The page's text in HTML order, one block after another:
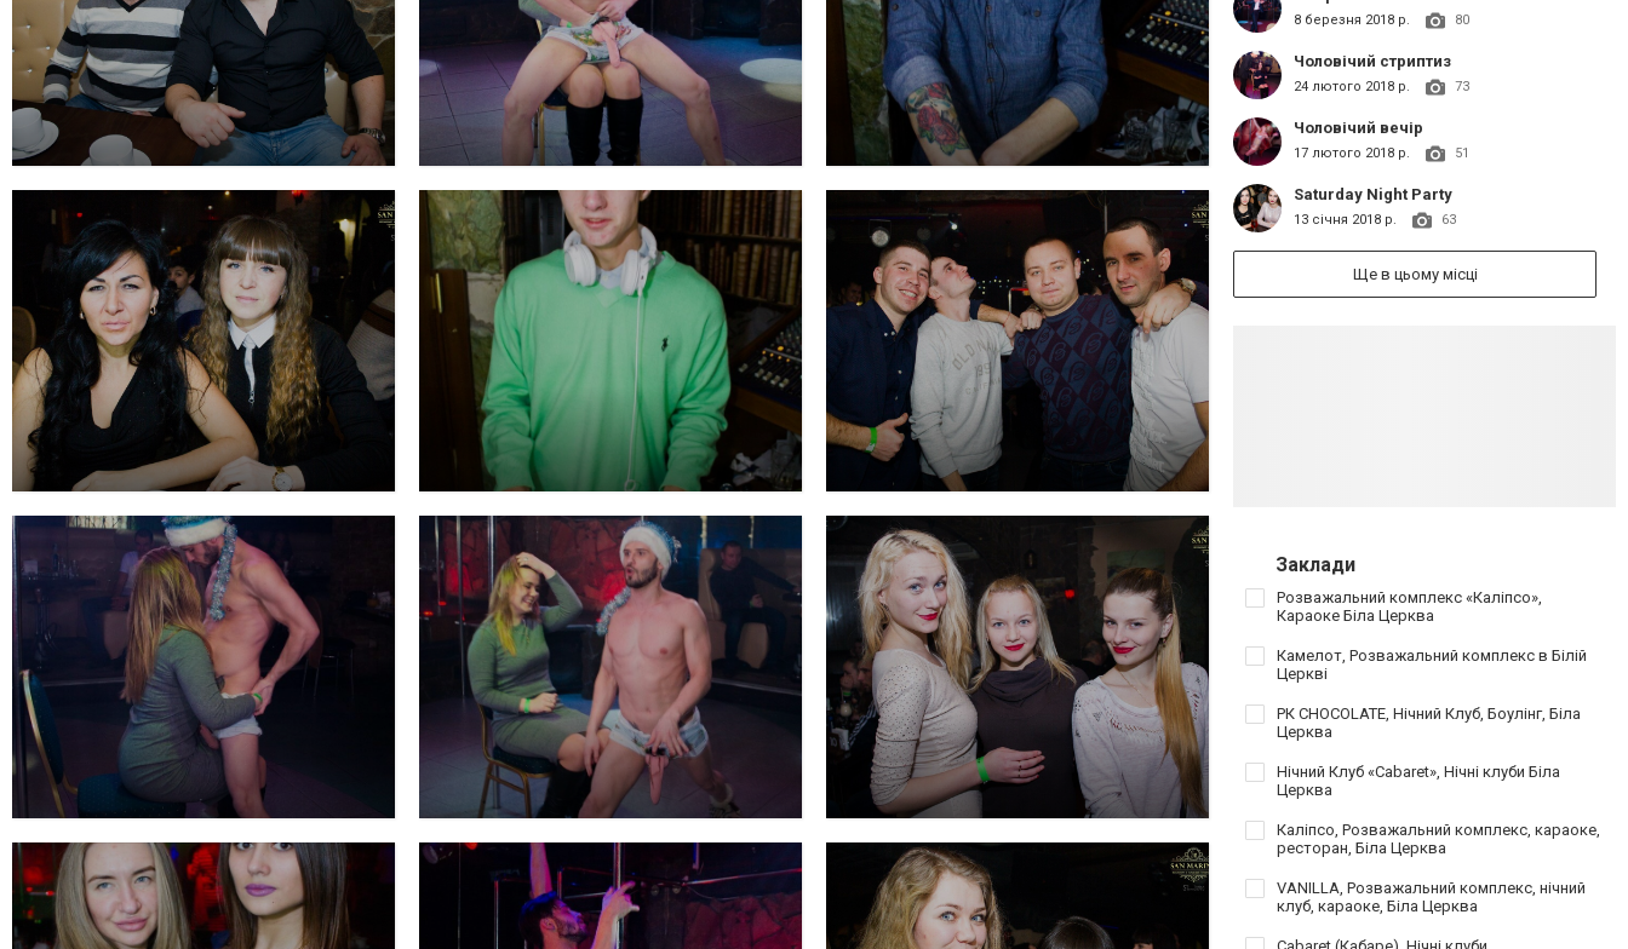
8 березня 2018 р. 80
Чоловічий стриптиз
24 лютого 2018 р. 73
Чоловічий вечір
17 лютого 2018 р. 51
Saturday Night Party
13 січня 2018 р. 63
Ще в цьому місці
Заклади
Розважальний комплекс «Каліпсо»,
Караоке Біла Церква
Камелот, Розважальний комплекс в Білій
Церкві
РК CHOCOLATE, Нічний Клуб, Боулінг, Біла
Церква
Нічний Клуб «Cabaret», Нічні клуби Біла
Церква
Каліпсо, Розважальний комплекс, караоке,
ресторан, Біла Церква
VANILLA, Розважальний комплекс, нічний
клуб, караоке, Біла Церква